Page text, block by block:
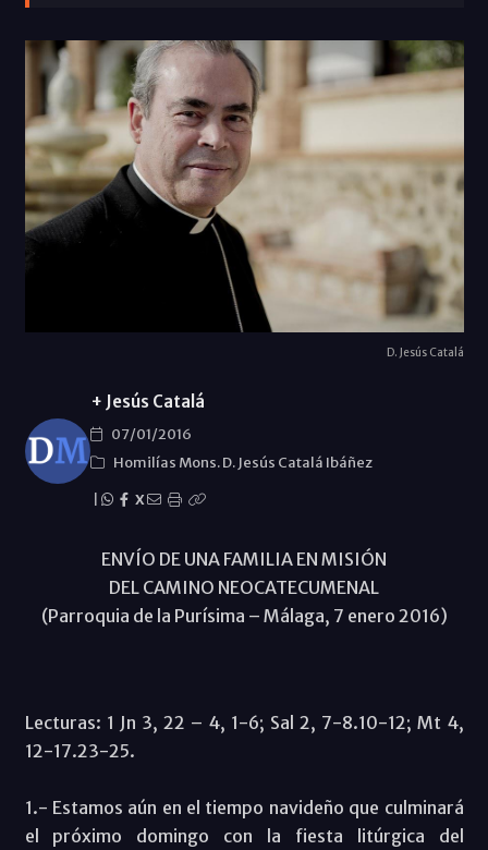
D. Jesús Catalá
+ Jesús Catalá
07/01/2016
Homilías Mons. D. Jesús Catalá Ibáñez
X
ENVÍO DE UNA FAMILIA EN MISIÓN
DEL CAMINO NEOCATECUMENAL
(Parroquia de la Purísima – Málaga, 7 enero 2016)
Lecturas: 1 Jn 3, 22 – 4, 1-6; Sal 2, 7-8.10-12; Mt 4,
12-17.23-25.
1.- Estamos aún en el tiempo navideño que culminará
el próximo domingo con la fiesta litúrgica del